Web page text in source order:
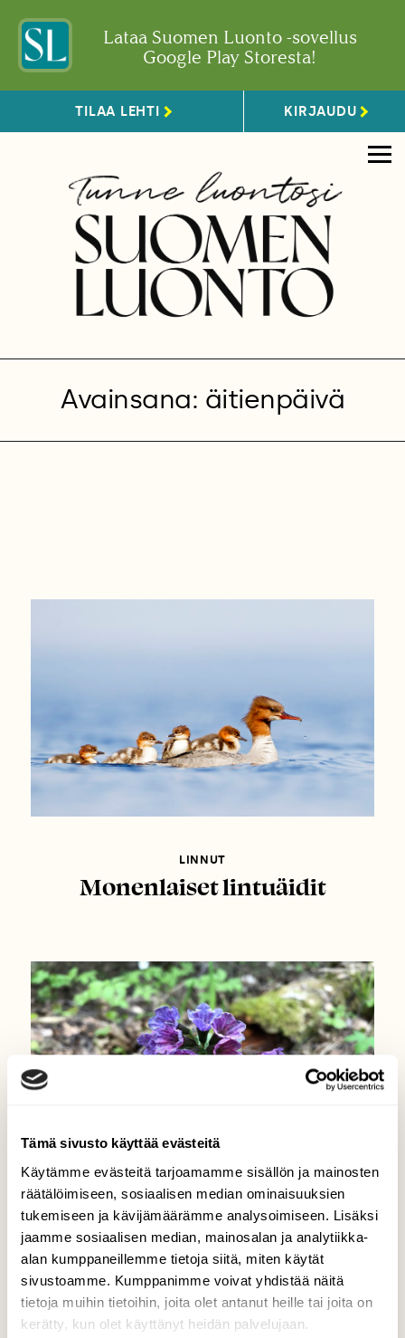
Tämä sivusto käyttää evästeitä
Käytämme evästeitä tarjoamamme sisällön ja mainosten
räätälöimiseen, sosiaalisen median ominaisuuksien
tukemiseen ja kävijämäärämme analysoimiseen. Lisäksi
jaamme sosiaalisen median, mainosalan ja analytiikka-
alan kumppaneillemme tietoja siitä, miten käytät
sivustoamme. Kumppanimme voivat yhdistää näitä
tietoja muihin tietoihin, joita olet antanut heille tai joita on
kerätty, kun olet käyttänyt heidän palvelujaan.
Lataa Suomen Luonto -sovellus
Google Play Storesta!
TILAA LEHTI KIRJAUDU
Avainsana: äitienpäivä
LINNUT
Monenlaiset lintuäidit
BLOGI: TOIMITUKSELTA
Vie äiti retkelle kukkivaan
lehtoon